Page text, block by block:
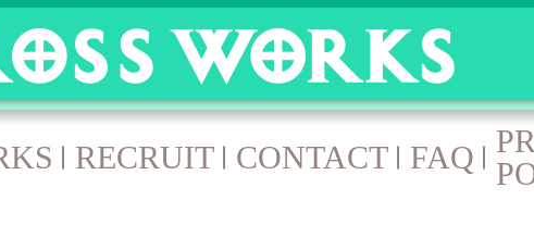
RECRUIT CONTACT FAQ